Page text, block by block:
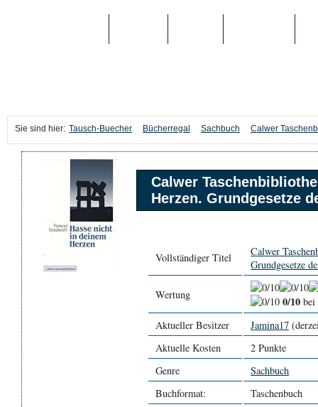
Sie sind hier: Tausch-Buecher Bücherregal Sachbuch Calwer
Calwer
Herzen. Grundgesetze
Vollständiger Titel
Calwer
Grundgesetze
Wertung 0/10 bei
Aktueller Besitzer
Jamina17
Aktuelle Kosten
2 Punkte
Genre
Sachbuch
Buchformat:
Taschenbuch